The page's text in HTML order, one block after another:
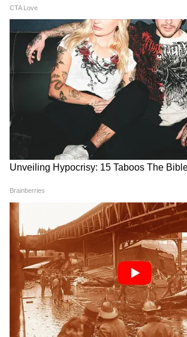
চাকরিতে কর্মরত থাকেন তাহলে
পাবেন না। কখনই সংশ্লিষ্ট মহিলাদের
ভাণ্ডারের টাকা দেওয়া হবে না।
করদাতা
কোনও মহিলা যদি নিয়মিত আয়কর
তাহলে তিনিও এই অন্নপূর্ণা
বঞ্চিত হবেন।
5
10